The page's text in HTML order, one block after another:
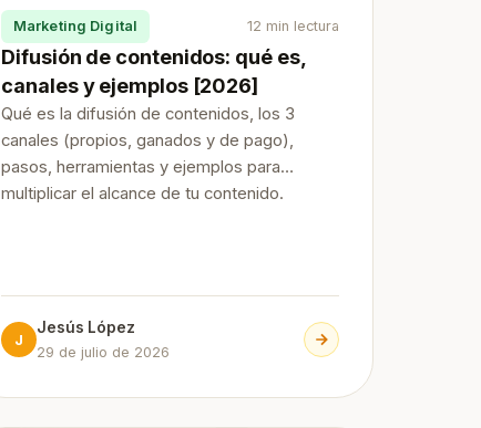
Marketing Digital 12 min lectura
Difusión de contenidos: qué es,
canales y ejemplos [2026]
Qué es la difusión de contenidos, los 3
canales (propios, ganados y de pago),
pasos, herramientas y ejemplos para
multiplicar el alcance de tu contenido.
J
Jesús López
29 de julio de 2026